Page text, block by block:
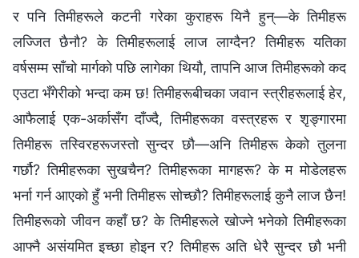
र पनि तिमीहरूले कटनी गरेका कुराहरू यिनै हुन्—के तिमीहरू
लज्जित छैनौ? के तिमीहरूलाई लाज लाग्दैन? तिमीहरू यतिका
वर्षसम्म साँचो मार्गको पछि लागेका थियौ, तापनि आज तिमीहरूको कद
एउटा भँगेरीको भन्दा कम छ! तिमीहरूबीचका जवान स्‍त्रीहरूलाई हेर,
आफैलाई एक-अर्कासँग दाँज्दै, तिमीहरूका वस्त्रहरू र शृङ्गारमा
तिमीहरू तस्विरहरूजस्तो सुन्दर छौ—अनि तिमीहरू केको तुलना
गर्छौ? तिमीहरूका सुखचैन? तिमीहरूका मागहरू? के म मोडेलहरू
भर्ना गर्न आएको हुँ भनी तिमीहरू सोच्छौ? तिमीहरूलाई कुनै लाज छैन!
तिमीहरूको जीवन कहाँ छ? के तिमीहरूले खोज्‍ने भनेको तिमीहरूका
आफ्नै असंयमित इच्छा होइन र? तिमीहरू अति धेरै सुन्दर छौ भनी